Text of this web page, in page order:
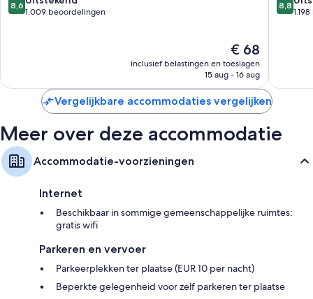
Badkamers met douches en gratis toiletartikelen
Lissabon
van
8,6
1.009 beoordelingen
De
prijs
is
€ 68
inclusief belastingen en toeslagen
15 aug - 16 aug
van
8,8
Vergelijkbare accommodaties vergelijken
Meer over deze accommodatie
Accommodatie-voorzieningen
Internet
Beschikbaar in sommige gemeenschappelijke ruimtes:
gratis wifi
Parkeren en vervoer
Parkeerplekken ter plaatse (EUR 10 per nacht)
Beperkte gelegenheid voor zelf parkeren ter plaatse